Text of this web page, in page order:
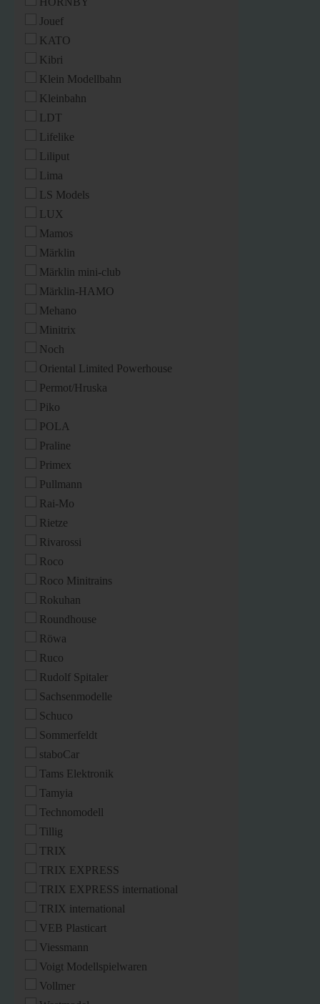
Jouef
KATO
Kibri
Klein Modellbahn
Kleinbahn
LDT
Lifelike
Liliput
Lima
LS Models
LUX
Mamos
Märklin
Märklin mini-club
Märklin-HAMO
Mehano
Minitrix
Noch
Oriental Limited Powerhouse
Permot/Hruska
Piko
POLA
Praline
Primex
Pullmann
Rai-Mo
Rietze
Rivarossi
Roco
Roco Minitrains
Rokuhan
Roundhouse
Röwa
Ruco
Rudolf Spitaler
Sachsenmodelle
Schuco
Sommerfeldt
staboCar
Tams Elektronik
Tamyia
Technomodell
Tillig
TRIX
TRIX EXPRESS
TRIX EXPRESS international
TRIX international
VEB Plasticart
Viessmann
Voigt Modellspielwaren
Vollmer